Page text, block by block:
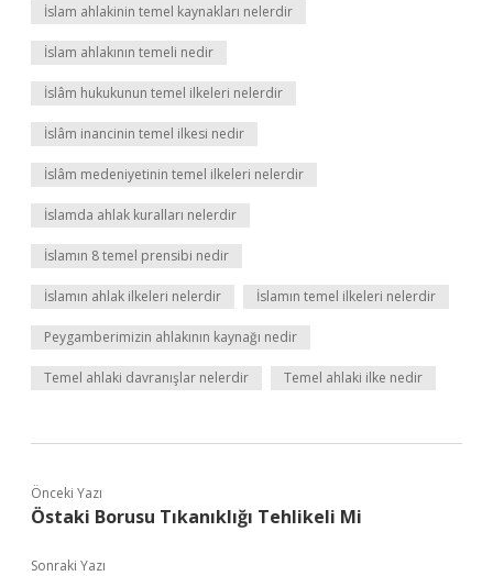
İslam ahlakinin temel kaynakları nelerdir
İslam ahlakının temeli nedir
İslâm hukukunun temel ilkeleri nelerdir
İslâm inancinin temel ilkesi nedir
İslâm medeniyetinin temel ilkeleri nelerdir
İslamda ahlak kuralları nelerdir
İslamın 8 temel prensibi nedir
İslamın ahlak ilkeleri nelerdir İslamın temel ilkeleri nelerdir
Peygamberimizin ahlakının kaynağı nedir
Temel ahlaki davranışlar nelerdir Temel ahlaki ilke nedir
Önceki Yazı
Östaki Borusu Tıkanıklığı Tehlikeli Mi
Sonraki Yazı